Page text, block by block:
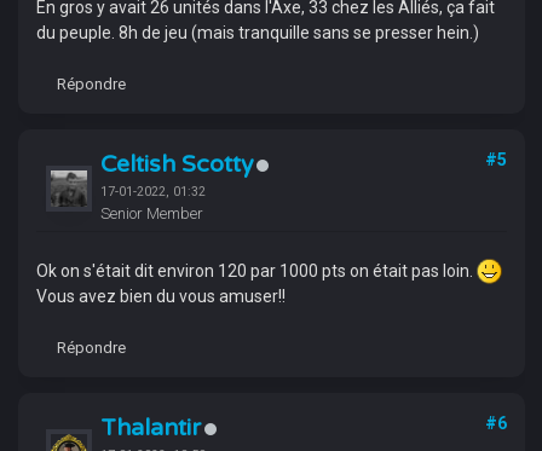
En gros y avait 26 unités dans l'Axe, 33 chez les Alliés, ça fait
du peuple. 8h de jeu (mais tranquille sans se presser hein.)
Répondre
Celtish Scotty
17-01-2022, 01:32
Senior Member
#5
Ok on s'était dit environ 120 par 1000 pts on était pas loin.
Vous avez bien du vous amuser!!
Répondre
Thalantir #6